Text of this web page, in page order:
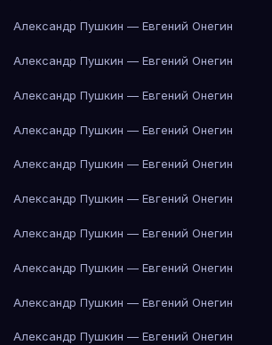
Александр Пушкин — Евгений Онегин
Александр Пушкин — Евгений Онегин
Александр Пушкин — Евгений Онегин
Александр Пушкин — Евгений Онегин
Александр Пушкин — Евгений Онегин
Александр Пушкин — Евгений Онегин
Александр Пушкин — Евгений Онегин
Александр Пушкин — Евгений Онегин
Александр Пушкин — Евгений Онегин
Александр Пушкин — Евгений Онегин